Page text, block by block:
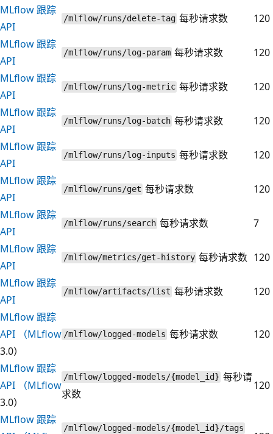
MLflow 跟踪
API
/mlflow/runs/delete-tag 每秒请求数
120
MLflow 跟踪
API
/mlflow/runs/log-param 每秒请求数
120
MLflow 跟踪
API
/mlflow/runs/log-metric 每秒请求数
120
MLflow 跟踪
API
/mlflow/runs/log-batch 每秒请求数
120
MLflow 跟踪
API
/mlflow/runs/log-inputs 每秒请求数
120
MLflow 跟踪
API
/mlflow/runs/get 每秒请求数
120
MLflow 跟踪
API
/mlflow/runs/search 每秒请求数
7
MLflow 跟踪
API
/mlflow/metrics/get-history 每秒请求数 120
MLflow 跟踪
API
/mlflow/artifacts/list 每秒请求数
120
MLflow 跟踪
API （MLflow
3.0）
/mlflow/logged-models 每秒请求数 120
MLflow 跟踪
API （MLflow
3.0）
/mlflow/logged-models/{model_id} 每秒请
求数
120
MLflow 跟踪
/mlflow/logged-models/{model_id}/tags